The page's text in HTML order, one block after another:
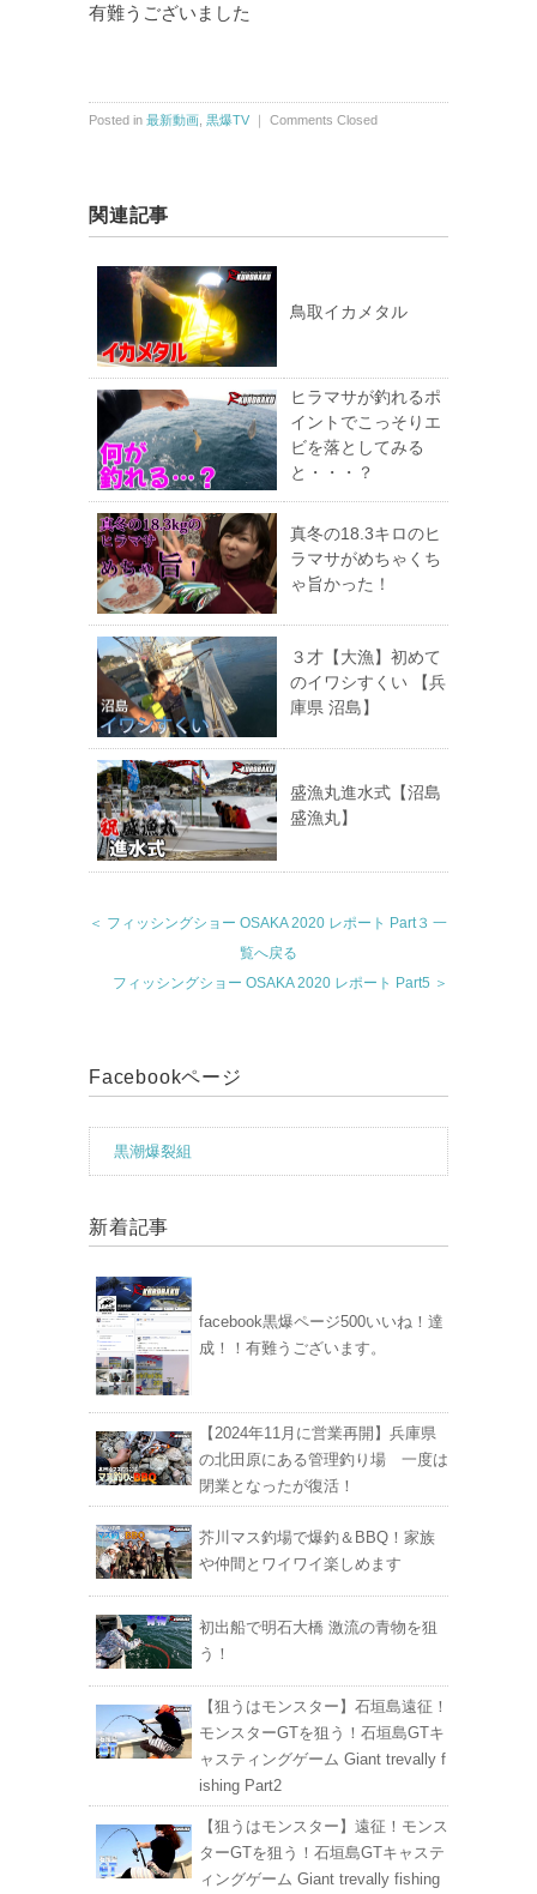
有難うございました
Posted in 最新動画 黒爆TV ｜ Comments Closed
関連記事
鳥取イカメタル
ヒラマサが釣れるポ
イントでこっそりエ
ビを落としてみる
と・・・？
真冬の18.3キロのヒ
ラマサがめちゃくち
ゃ旨かった！
３才【大漁】初めて
のイワシすくい 【兵
庫県 沼島】
盛漁丸進水式【沼島
盛漁丸】
＜ フィッシングショー OSAKA 2020 レポート Part３ 一
覧へ戻る
フィッシングショー OSAKA 2020 レポート Part5 ＞
Facebookページ
黒潮爆裂組
新着記事
facebook黒爆ページ500いいね！達
成！！有難うございます。
【2024年11月に営業再開】兵庫県
の北田原にある管理釣り場 一度は
閉業となったが復活！
芥川マス釣場で爆釣＆BBQ！家族
や仲間とワイワイ楽しめます
初出船で明石大橋 激流の青物を狙
う！
【狙うはモンスター】石垣島遠征！
モンスターGTを狙う！石垣島GTキ
ャスティングゲーム Giant trevally f
ishing Part2
【狙うはモンスター】遠征！モンス
ターGTを狙う！石垣島GTキャステ
ィングゲーム Giant trevally fishing